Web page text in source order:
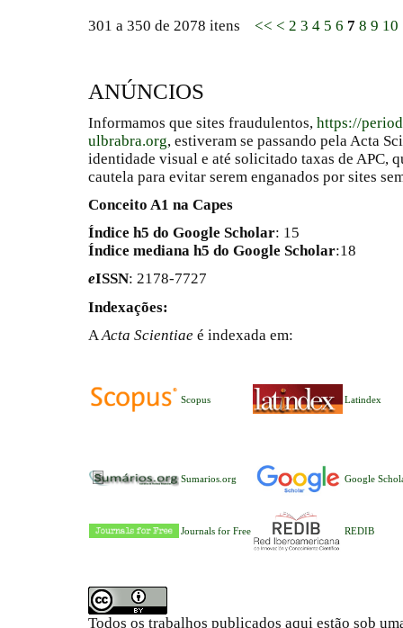
301 a 350 de 2078 itens << < 2 3 4 5 6 7 8 9 10
ANÚNCIOS
Informamos que sites fraudulentos, https://
ulbrabra.org, estiveram se passando pela Acta
identidade visual e até solicitado taxas de APC,
cautela para evitar serem enganados por sites
Conceito A1 na Capes
Índice h5 do Google Scholar: 15
Índice mediana h5 do Google Scholar:18
eISSN: 2178-7727
Indexações:
A Acta Scientiae é indexada em:
Scopus Latindex
Sumarios.org Google
Journals for Free REDIB
Todos os trabalhos publicados aqui estão sob